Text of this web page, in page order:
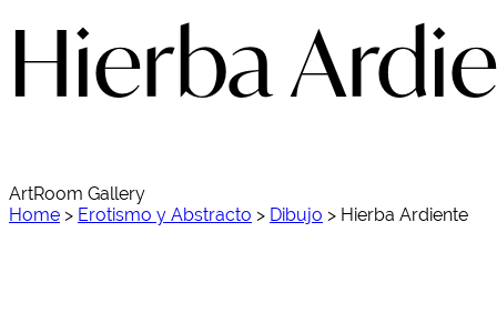
Hierba
ArtRoom Gallery
Home > Erotismo y Abstracto > Dibujo > Hierba Ardiente